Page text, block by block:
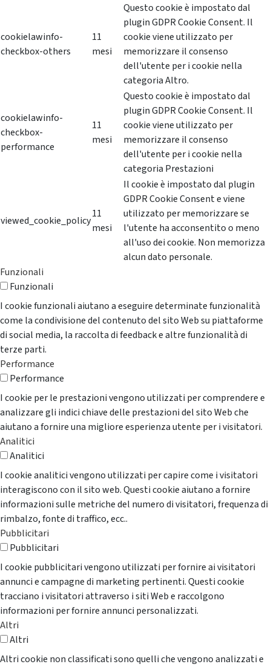
cookielawinfo-
checkbox-others
11
mesi
Questo cookie è impostato dal
plugin GDPR Cookie Consent. Il
cookie viene utilizzato per
memorizzare il consenso
dell'utente per i cookie nella
categoria Altro.
cookielawinfo-
checkbox-
performance
11
mesi
Questo cookie è impostato dal
plugin GDPR Cookie Consent. Il
cookie viene utilizzato per
memorizzare il consenso
dell'utente per i cookie nella
categoria Prestazioni
viewed_cookie_policy
11
mesi
Il cookie è impostato dal plugin
GDPR Cookie Consent e viene
utilizzato per memorizzare se
l'utente ha acconsentito o meno
all'uso dei cookie. Non memorizza
alcun dato personale.
Funzionali
Funzionali
I cookie funzionali aiutano a eseguire determinate funzionalità
come la condivisione del contenuto del sito Web su piattaforme
di social media, la raccolta di feedback e altre funzionalità di
terze parti.
Performance
Performance
I cookie per le prestazioni vengono utilizzati per comprendere e
analizzare gli indici chiave delle prestazioni del sito Web che
aiutano a fornire una migliore esperienza utente per i visitatori.
Analitici
Analitici
I cookie analitici vengono utilizzati per capire come i visitatori
interagiscono con il sito web. Questi cookie aiutano a fornire
informazioni sulle metriche del numero di visitatori, frequenza di
rimbalzo, fonte di traffico, ecc..
Pubblicitari
Pubblicitari
I cookie pubblicitari vengono utilizzati per fornire ai visitatori
annunci e campagne di marketing pertinenti. Questi cookie
tracciano i visitatori attraverso i siti Web e raccolgono
informazioni per fornire annunci personalizzati.
Altri
Altri
Altri cookie non classificati sono quelli che vengono analizzati e